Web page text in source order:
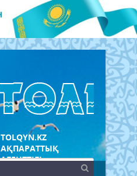
TOLQYN.KZ
АҚПАРАТТЫҚ
АГЕНТТІГІ